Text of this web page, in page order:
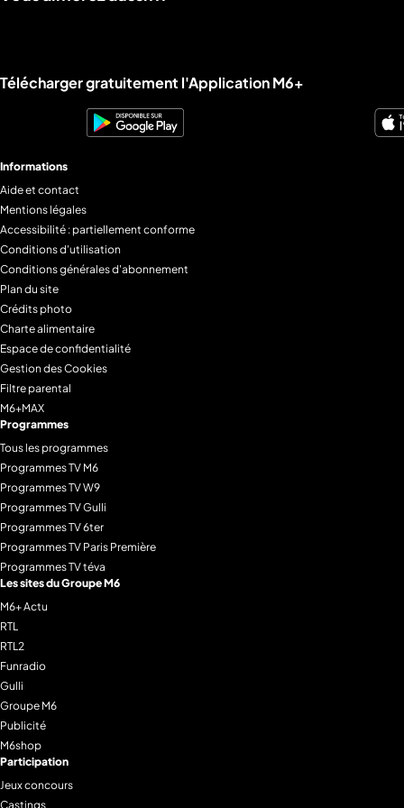
Liens utiles M6+.
Télécharger gratuitement l'Application M6+
Informations
Aide et contact
Mentions légales
Accessibilité : partiellement conforme
Conditions d'utilisation
Conditions générales d'abonnement
Plan du site
Crédits photo
Charte alimentaire
Espace de confidentialité
Gestion des Cookies
Filtre parental
M6+MAX
Programmes
Tous les programmes
Programmes TV M6
Programmes TV W9
Programmes TV Gulli
Programmes TV 6ter
Programmes TV Paris Première
Programmes TV téva
Les sites du Groupe M6
M6+ Actu
RTL
RTL2
Funradio
Gulli
Groupe M6
Publicité
M6shop
Participation
Jeux concours
Castings